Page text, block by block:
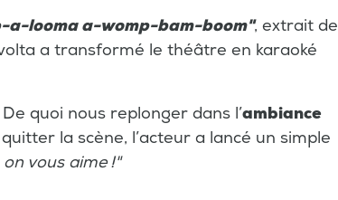
a-looma a-womp-bam-boom", extrait de
a transformé le théâtre en karaoké
quoi nous replonger dans l’ambiance
la scène, l’acteur a lancé un simple
vous aime !"